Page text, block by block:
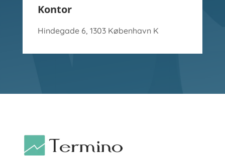
Kontor
Hindegade 6, 1303 København K